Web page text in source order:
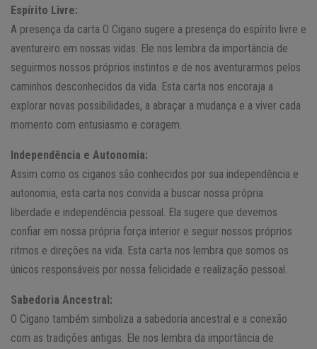
Espírito Livre:
A presença da carta O Cigano sugere a presença do espírito livre e
aventureiro em nossas vidas. Ele nos lembra da importância de
seguirmos nossos próprios instintos e de nos aventurarmos pelos
caminhos desconhecidos da vida. Esta carta nos encoraja a
explorar novas possibilidades, a abraçar a mudança e a viver cada
momento com entusiasmo e coragem.
Independência e Autonomia:
Assim como os ciganos são conhecidos por sua independência e
autonomia, esta carta nos convida a buscar nossa própria
liberdade e independência pessoal. Ela sugere que devemos
confiar em nossa própria força interior e seguir nossos próprios
ritmos e direções na vida. Esta carta nos lembra que somos os
únicos responsáveis por nossa felicidade e realização pessoal.
Sabedoria Ancestral:
O Cigano também simboliza a sabedoria ancestral e a conexão
com as tradições antigas. Ele nos lembra da importância de